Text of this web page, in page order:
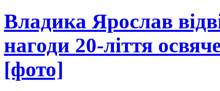
Владика Ярослав
нагоди 20-ліття
[фото]